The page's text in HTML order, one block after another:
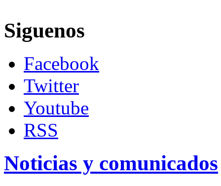
Siguenos
Facebook
Twitter
Youtube
RSS
Noticias y comunicados